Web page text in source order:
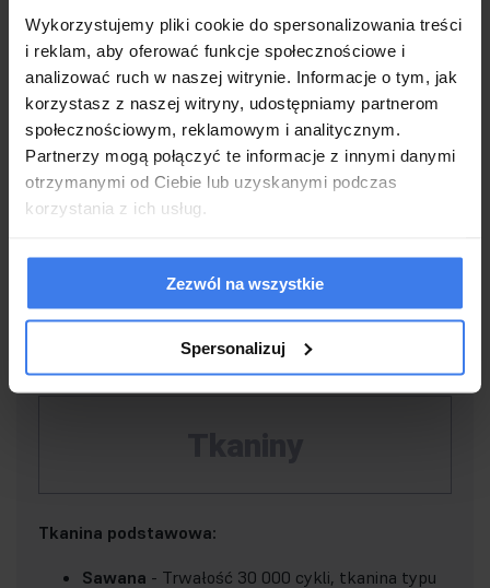
Wykorzystujemy pliki cookie do spersonalizowania treści
i reklam, aby oferować funkcje społecznościowe i
analizować ruch w naszej witrynie. Informacje o tym, jak
korzystasz z naszej witryny, udostępniamy partnerom
społecznościowym, reklamowym i analitycznym.
Partnerzy mogą połączyć te informacje z innymi danymi
otrzymanymi od Ciebie lub uzyskanymi podczas
korzystania z ich usług.
Zezwól na wszystkie
Spersonalizuj
zamówienie klienta. Standardowo w produkcji jest
kolor 21z tkaninySAWANA. Umożliwiamy wybór
innego koloru i materiału, jednak zwroty przyjmujemy
wyłącznie w SAWANA 21. Przed zakupem zachęcamy
do zamówienie próbki wybranego materiału. W tym
celu należy napisać wiadomość na naszego maila
interesują i adres do wysyłki.
Tkanina podstawowa:
Sawana - Trwałość 30 000 cykli, tkanina typu